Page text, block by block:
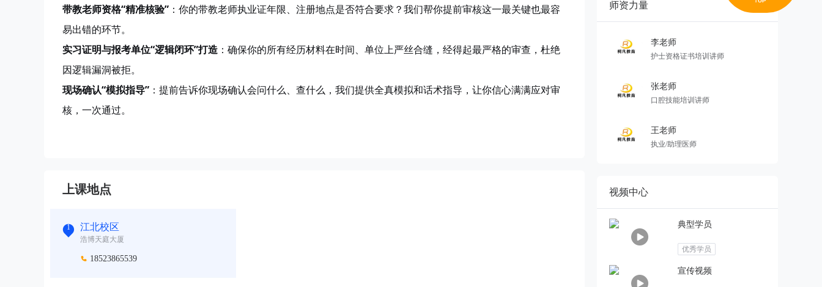
带教老师资格“精准核验” ：你的带教老师执业证年限、注册地点是否符合要求？我们帮你提前审核这一最关键也最容
易出错的环节。
实习证明与报考单位“逻辑闭环”打造 ：确保你的所有经历材料在时间、单位上严丝合缝，经得起最严格的审查，杜绝
因逻辑漏洞被拒。
现场确认“模拟指导” ：提前告诉你现场确认会问什么、查什么，我们提供全真模拟和话术指导，让你信心满满应对审
核，一次通过。
上课地点
1 江北校区
浩博天庭大厦
 18523865539
师资力量 更多 
李老师
护士资格证书培训讲师
张老师
口腔技能培训讲师
王老师
执业/助理医师
视频中心
典型学员
优秀学员
宣传视频